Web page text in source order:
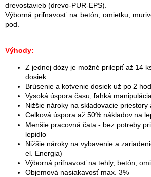
drevostavieb (drevo-PUR-EPS).
Výborná priľnavosť na betón, omietku,
pod.
Výhody:
Z jednej dózy je možné prilepiť až 14
dosiek
Brúsenie a kotvenie dosiek už po 2
Vysoká úspora času, ľahká manipulácia
Nižšie nároky na skladovacie priestory
Celková úspora až 50% nákladov na
Menšie pracovná čata - bez potreby
lepidlo
Nižšie nároky na vybavenie a
el. Energia)
Výborná priľnavosť na tehly, betón,
Objemová nasiakavosť max. 3%